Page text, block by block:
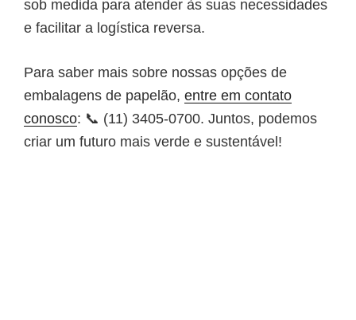
sob medida para atender às suas necessidades
e facilitar a logística reversa.
Para saber mais sobre nossas opções de
embalagens de papelão, entre em contato
conosco: 📞 (11) 3405-0700. Juntos, podemos
criar um futuro mais verde e sustentável!